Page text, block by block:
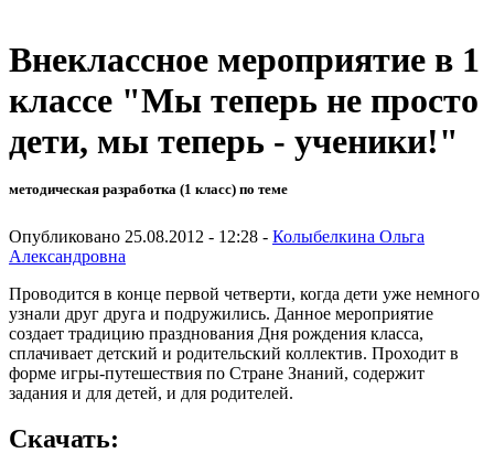
Внеклассное мероприятие в 1
классе "Мы теперь не просто
дети, мы теперь - ученики!"
методическая разработка (1 класс) по теме
Опубликовано 25.08.2012 - 12:28 - Колыбелкина Ольга
Александровна
Проводится в конце первой четверти, когда дети уже немного
узнали друг друга и подружились. Данное мероприятие
создает традицию празднования Дня рождения класса,
сплачивает детский и родительский коллектив. Проходит в
форме игры-путешествия по Стране Знаний, содержит
задания и для детей, и для родителей.
Скачать: